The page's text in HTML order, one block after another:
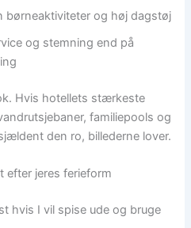
børneaktiviteter og høj dagstøj
og stemning end på
Hvis hotellets stærkeste
familiepools og
den ro, billederne lover.
jeres ferieform
hvis I vil spise ude og bruge